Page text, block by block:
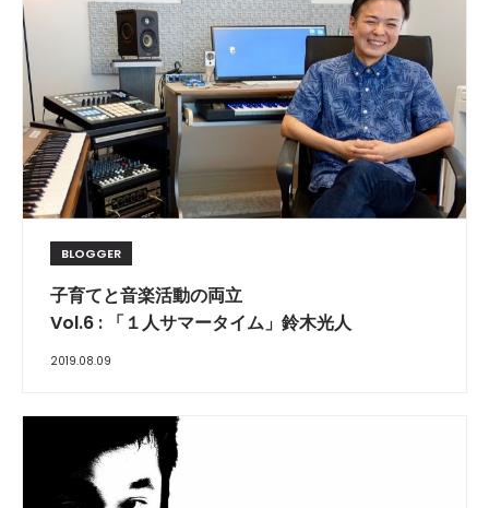
BLOGGER
子育てと音楽活動の両立
Vol.6 : 「１人サマータイム」鈴木光人
2019.08.09